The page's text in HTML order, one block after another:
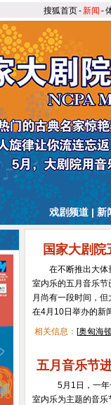
搜狐首页-新闻 -
戏剧频道|新
国家大剧院
在不断推出大体量
室内乐的五月音乐
月尚有一段时间，
在4月10日举办的新
相关信息： [奥匈海
五月音乐节
5月1日，一年一
室内乐为主题的音